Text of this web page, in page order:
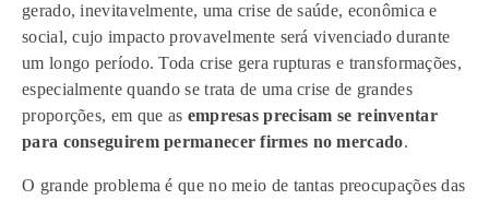
gerado, inevitavelmente, uma crise de saúde, econômica e
social, cujo impacto provavelmente será vivenciado durante
um longo período. Toda crise gera rupturas e transformações,
especialmente quando se trata de uma crise de grandes
proporções, em que as empresas precisam se reinventar
para conseguirem permanecer firmes no mercado.
O grande problema é que no meio de tantas preocupações das